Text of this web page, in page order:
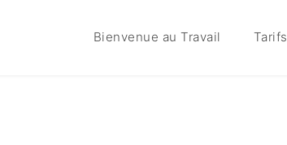
Bienvenue au Travail Tarifs